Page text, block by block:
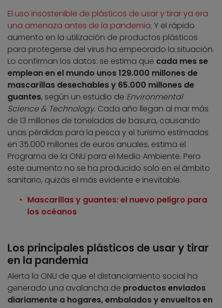
El uso insostenible de plásticos de usar y tirar ya era
una amenaza antes de la pandemia. Y el rápido
aumento en la utilización de productos plásticos
para protegerse del virus ha empeorado la situación.
Lo confirman los datos: se estima que cada mes se
emplean en el mundo unos 129.000 millones de
mascarillas desechables y 65.000 millones de
guantes, según un estudio de Environmental
Science & Technology. Cada año llegan al mar más
de 13 millones de toneladas de basura, causando
unas pérdidas para la pesca y el turismo estimadas
en 35.000 millones de euros anuales, estima el
Programa de la ONU para el Medio Ambiente. Pero
este aumento no se ha producido solo en el ámbito
sanitario, quizás el más evidente e inevitable.
Mascarillas y guantes: el nuevo peligro para
los océanos
Los principales plásticos de usar y tirar
en la pandemia
Alerta la ONU de que el distanciamiento social ha
generado una avalancha de productos enviados
diariamente a hogares, embalados y envueltos en